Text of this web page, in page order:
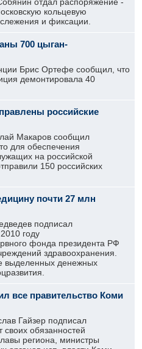
кольцевую
и фиксации.
700 цыган-
Брис Ортефе сообщил, что
демонтировала 40
российские
Макаров сообщил
для обеспечения
на российской
150 российских
почти 27 млн
подписал
году
фонда президента РФ
здравоохранения.
выделенных денежных
все правительство Коми
Гайзер подписал
обязанностей
региона, министры